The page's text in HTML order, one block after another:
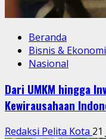
Beranda
Bisnis & Ekonomi
Nasional
Dari UMKM hingga
Kewirausahaan
Redaksi Pelita Kota 21